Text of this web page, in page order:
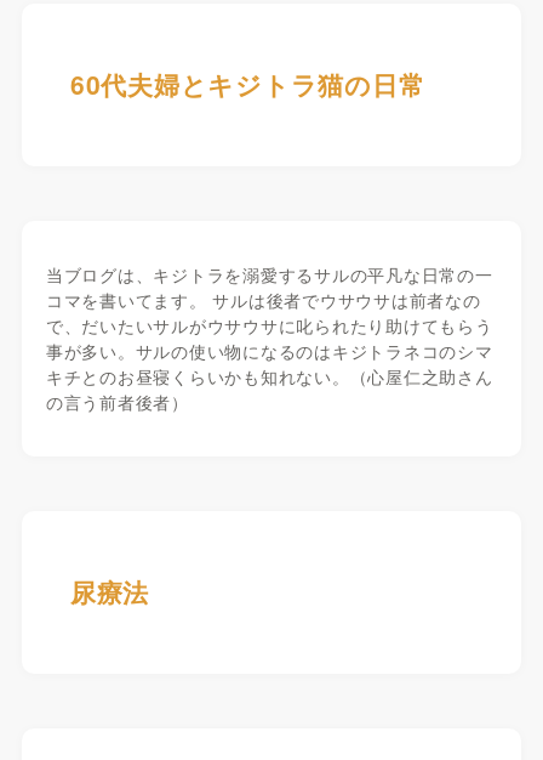
60代夫婦とキジトラ猫の日常
当ブログは、キジトラを溺愛するサルの平凡な日常の一
コマを書いてます。 サルは後者でウサウサは前者なの
で、だいたいサルがウサウサに叱られたり助けてもらう
事が多い。サルの使い物になるのはキジトラネコのシマ
キチとのお昼寝くらいかも知れない。（心屋仁之助さん
の言う前者後者）
尿療法